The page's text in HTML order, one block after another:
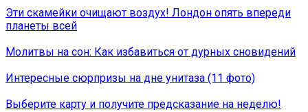
Эти скамейки очищают воздух! Лондон опять впереди
планеты всей
Молитвы на сон: Как избавиться от дурных сновидений
Интересные сюрпризы на дне унитаза (11 фото)
Выберите карту и получите предсказание на неделю!